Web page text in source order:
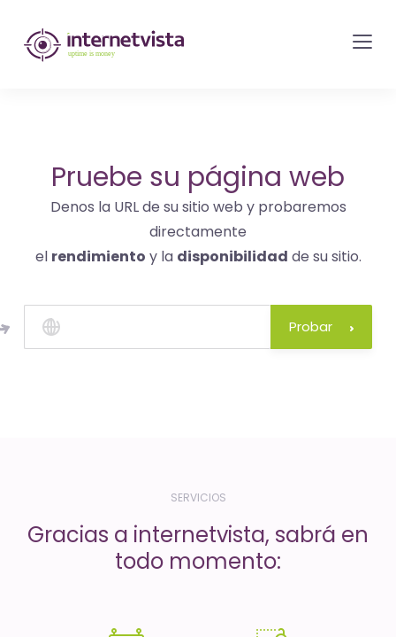
Monitorización
de
del
sitio
web
los
servicios
de
oro
Pruebe su página web
Denos la URL de su sitio web y probaremos
directamente
el rendimiento y la disponibilidad de su sitio.
Probar
SERVICIOS
Gracias a internetvista, sabrá en
todo momento: